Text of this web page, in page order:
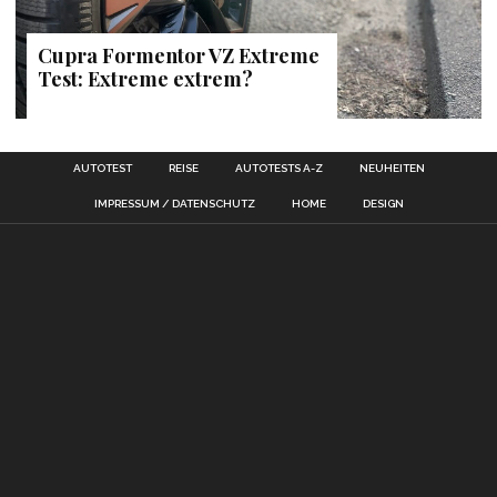
Cupra Formentor VZ Extreme
Test: Extreme extrem?
AUTOTEST REISE AUTOTESTS A-Z NEUHEITEN
IMPRESSUM / DATENSCHUTZ HOME DESIGN